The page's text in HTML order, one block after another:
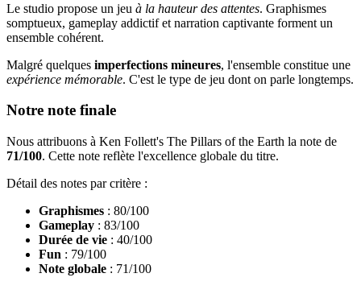
Le studio propose un jeu à la hauteur des attentes. Graphismes
somptueux, gameplay addictif et narration captivante forment un
ensemble cohérent.
Malgré quelques imperfections mineures, l'ensemble constitue une
expérience mémorable. C'est le type de jeu dont on parle longtemps.
Notre note finale
Nous attribuons à Ken Follett's The Pillars of the Earth la note de
71/100. Cette note reflète l'excellence globale du titre.
Détail des notes par critère :
Graphismes : 80/100
Gameplay : 83/100
Durée de vie : 40/100
Fun : 79/100
Note globale : 71/100